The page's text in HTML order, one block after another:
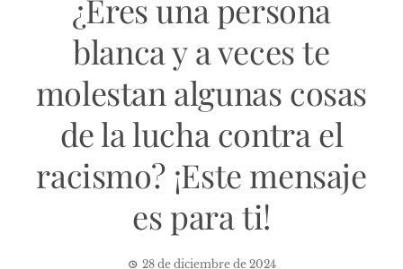
¿Eres una persona
blanca y a veces te
molestan algunas cosas
de la lucha contra el
racismo? ¡Este mensaje
es para ti!
28 de diciembre de 2024